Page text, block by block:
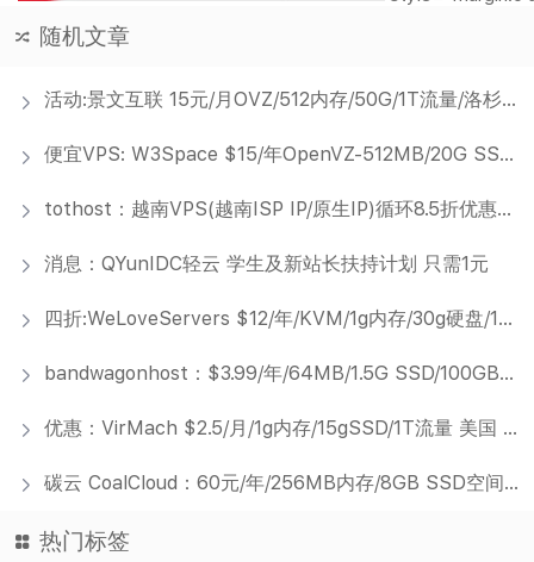
随机文章
活动:景文互联 15元/月OVZ/512内存/50G/1T流量/洛杉矶 凤凰城 弗里蒙特
便宜VPS: W3Space $15/年OpenVZ-512MB/20G SSD/750GB 达拉斯
tothost：越南VPS(越南ISP IP/原生IP)循环8.5折优惠，低至$6.3/月，4G内存/2核/40gSSD/100M带宽(不限制流量)
消息：QYunIDC轻云 学生及新站长扶持计划 只需1元
四折:WeLoveServers $12/年/KVM/1g内存/30g硬盘/1T流量/洛杉矶
bandwagonhost：$3.99/年/64MB/1.5G SSD/100GB流量/OpenVZ
优惠：VirMach $2.5/月/1g内存/15gSSD/1T流量 美国 cc机房 可Win
碳云 CoalCloud：60元/年/256MB内存/8GB SSD空间/500GB流量/50Mbps端口/Hyper-v/扬州移动
热门标签